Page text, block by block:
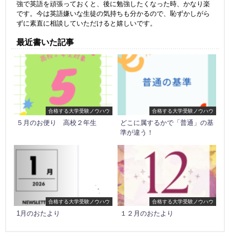
強で英語を頑張っておくと、後に勉強したくなった時、かなり楽
です。今は英語嫌いな生徒の気持ちも分かるので、恥ずかしがら
ずに素直に相談していただけると嬉しいです。
最近書いた記事
合格する大学受験ノウハウ
５月のお便り 高校２年生
合格する大学受験ノウハウ
どこに属するかで「普通」の基
準が違う！
合格する大学受験ノウハウ
1月のおたより
合格する大学受験ノウハウ
１２月のおたより